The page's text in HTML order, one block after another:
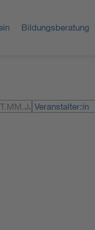
Bildungsberatung